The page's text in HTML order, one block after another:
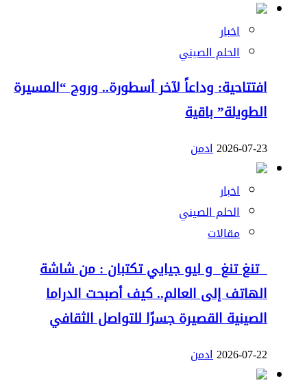
اخبار
الحلم الصيني
افتتاحية: وداعاً لآخر أسطورة.. وروح “المسيرة
الطويلة” باقية
2026-07-23ادمن
اخبار
الحلم الصيني
مقالات
تنغ تنغ و ليو جيايي تكتبان : من شاشة
الهاتف إلى العالم.. كيف أصبحت الدراما
الصينية القصيرة جسرًا للتواصل الثقافي
2026-07-22ادمن